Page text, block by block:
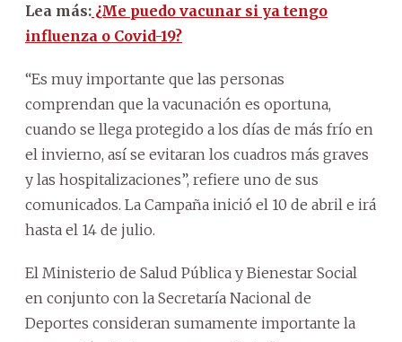
Lea más: ¿Me puedo vacunar si ya tengo
influenza o Covid-19?
“Es muy importante que las personas
comprendan que la vacunación es oportuna,
cuando se llega protegido a los días de más frío en
el invierno, así se evitaran los cuadros más graves
y las hospitalizaciones”, refiere uno de sus
comunicados. La Campaña inició el 10 de abril e irá
hasta el 14 de julio.
El Ministerio de Salud Pública y Bienestar Social
en conjunto con la Secretaría Nacional de
Deportes consideran sumamente importante la